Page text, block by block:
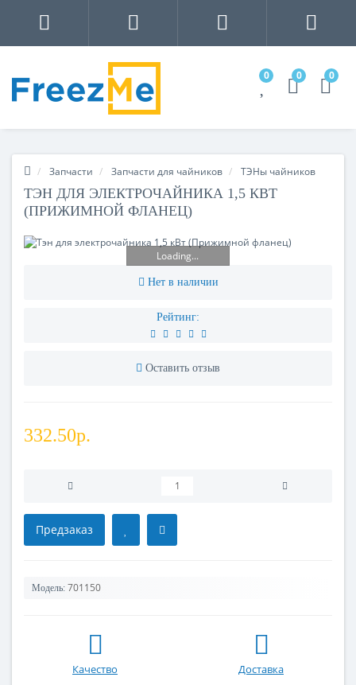
0 0 0
Запчасти Запчасти для чайников ТЭНы чайников
ТЭН ДЛЯ ЭЛЕКТРОЧАЙНИКА 1,5 КВТ
(ПРИЖИМНОЙ ФЛАНЕЦ)
Loading...
Нет в наличии
Рейтинг:
Оставить отзыв
332.50р.
Предзаказ
Модель: 701150
Качество Доставка